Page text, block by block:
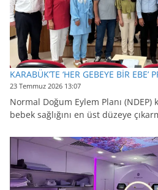
KARABÜK’TE ‘HER GEBEYE BİR EBE’
23 Temmuz 2026 13:07
Normal Doğum Eylem Planı (NDEP)
bebek sağlığını en üst düzeye